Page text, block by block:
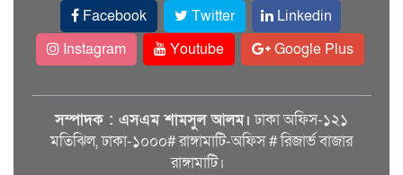
Facebook Twitter
Linkedin
Instagram
Youtube Google Plus
সম্পাদক : এসএম শামসুল আলম। ঢাকা অফিস-১২১
মতিঝিল, ঢাকা-১০০০# রাঙ্গামাটি-অফিস # রিজার্ভ বাজার
রাঙ্গামাটি।